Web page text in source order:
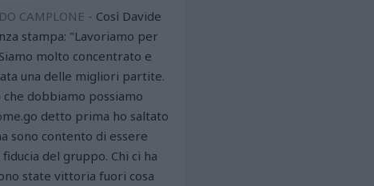
CAMPLONE - Così Davide
stampa: "Lavoriamo per
molto concentrato e
una delle migliori partite.
che dobbiamo possiamo
detto prima ho saltato
sono contento di essere
del gruppo. Chi ci ha
state vittoria fuori cosa